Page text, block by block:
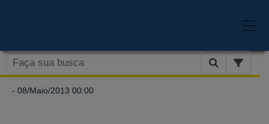
- 08/Maio/2013 00:00